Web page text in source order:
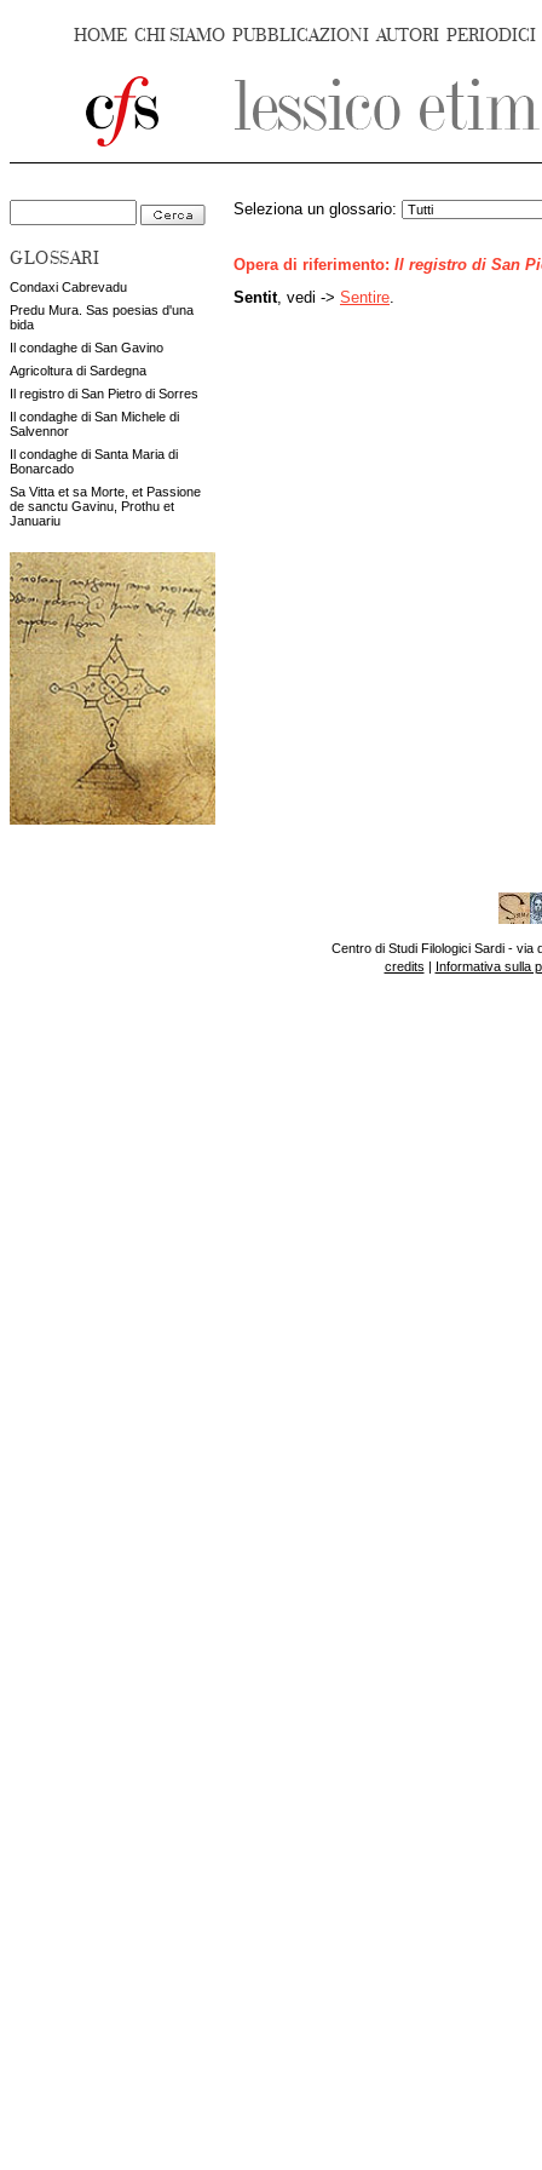
HOME CHI SIAMO PUBBLICAZIONI AUTORI PERIODICI
GLOSSARI
Condaxi Cabrevadu
Predu Mura. Sas poesias d'una
bida
Il condaghe di San Gavino
Agricoltura di Sardegna
Il registro di San Pietro di Sorres
Il condaghe di San Michele di
Salvennor
Il condaghe di Santa Maria di
Bonarcado
Sa Vitta et sa Morte, et Passione
de sanctu Gavinu, Prothu et
Januariu
Seleziona un glossario:
Opera di riferimento: Il registro di San
Sentit, vedi -> Sentire
Centro di Studi Filologici Sardi - via
credits | Informativa sulla